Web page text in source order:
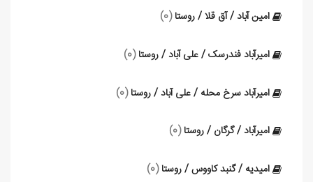
امین آباد / آق قلا / روستا (0)
امیرآباد فندرسک / علی آباد / روستا (0)
امیرآباد سرخ محله / علی آباد / روستا (0)
امیرآباد / گرگان / روستا (0)
امیدیه / گنبد کاووس / روستا (0)